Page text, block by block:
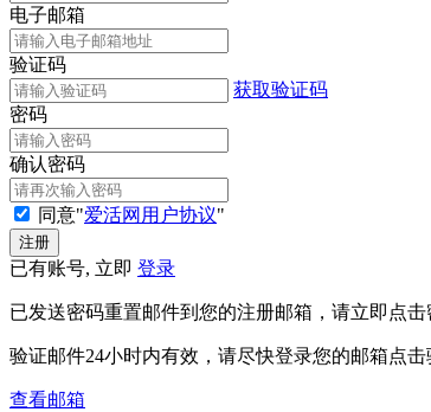
电子邮箱
验证码
获取验证码
密码
确认密码
同意"爱活网用户协议"
已有账号, 立即 登录
已发送密码重置邮件到您的注册邮箱，请立即点击
验证邮件24小时内有效，请尽快登录您的邮箱点
查看邮箱